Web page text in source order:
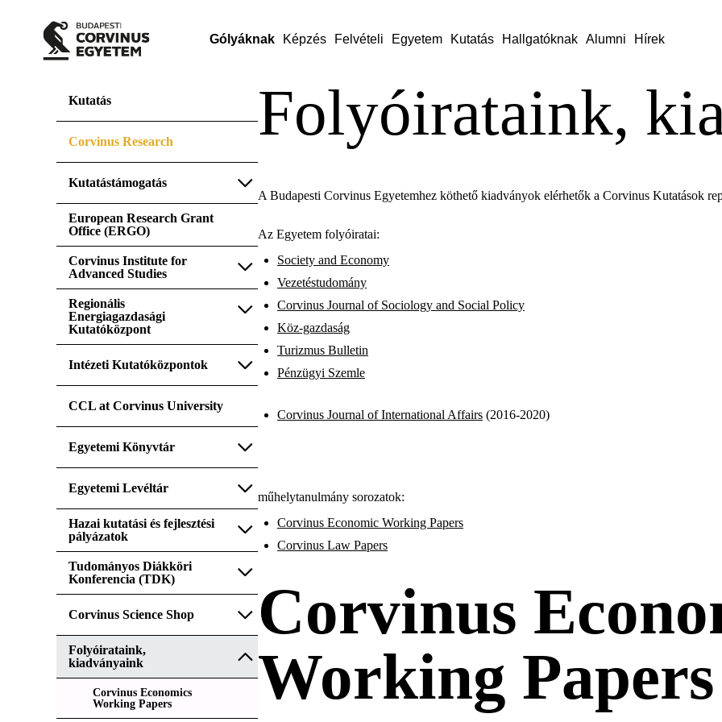
Gólyáknak Képzés Felvételi Egyetem Kutatás Hallgatóknak Alumni Hírek
Kutatás
Corvinus Research
Kutatástámogatás
European Research Grant
Office (ERGO)
Corvinus Institute for
Advanced Studies
Regionális
Energiagazdasági
Kutatóközpont
Intézeti Kutatóközpontok
CCL at Corvinus University
Egyetemi Könyvtár
Egyetemi Levéltár
Hazai kutatási és fejlesztési
pályázatok
Tudományos Diákköri
Konferencia (TDK)
Corvinus Science Shop
Folyóirataink,
kiadványaink
Corvinus Economics
Working Papers
Folyóirataink,
A Budapesti Corvinus Egyetemhez köthető kiadványok elérhetők a Corvinus Kutatások
Az Egyetem folyóiratai:
Society and Economy
Vezetéstudomány
Corvinus Journal of Sociology and Social Policy
Köz-gazdaság
Turizmus Bulletin
Pénzügyi Szemle
Corvinus Journal of International Affairs (2016-2020)
műhelytanulmány sorozatok:
Corvinus Economic Working Papers
Corvinus Law Papers
Corvinus
Working Papers